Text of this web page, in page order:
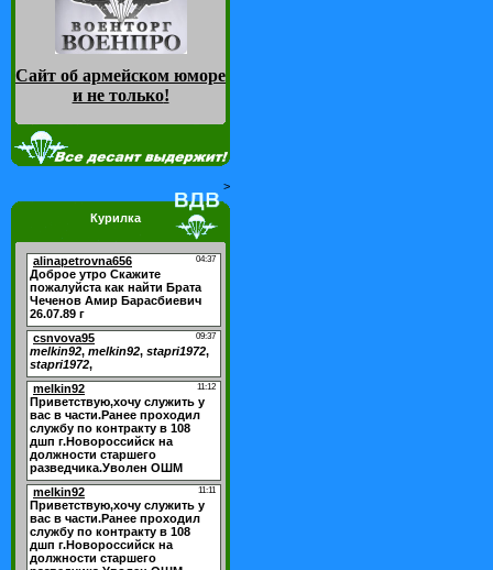
Сайт об армейском юморе
и не только!
>
Курилка